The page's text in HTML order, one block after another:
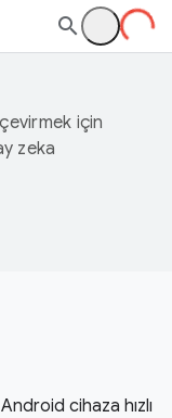
için
zeka
cihaza hızlı